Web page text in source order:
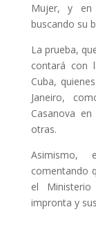
Mujer, y en
buscando su
La prueba,
contará con
Cuba,
Janeiro,
Casanova
otras.
Asimismo,
comentando
el
impronta y